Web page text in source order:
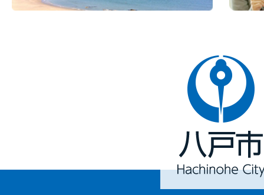
八
戸
市
Hachinohe
City